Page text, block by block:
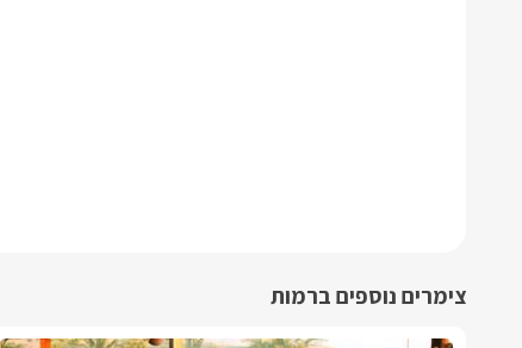
צימרים נוספים ברמות